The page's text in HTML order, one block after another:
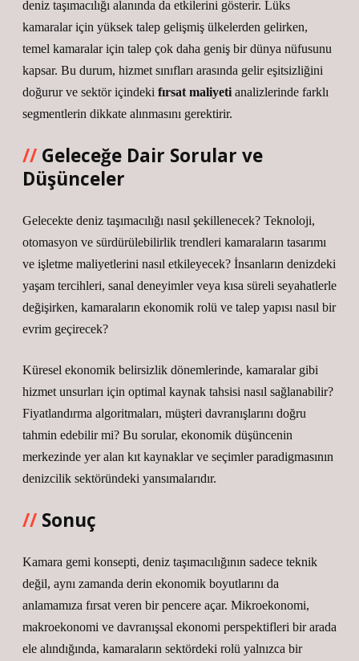
deniz taşımacılığı alanında da etkilerini gösterir. Lüks
kamaralar için yüksek talep gelişmiş ülkelerden gelirken,
temel kamaralar için talep çok daha geniş bir dünya nüfusunu
kapsar. Bu durum, hizmet sınıfları arasında gelir eşitsizliğini
doğurur ve sektör içindeki fırsat maliyeti analizlerinde farklı
segmentlerin dikkate alınmasını gerektirir.
Geleceğe Dair Sorular ve
Düşünceler
Gelecekte deniz taşımacılığı nasıl şekillenecek? Teknoloji,
otomasyon ve sürdürülebilirlik trendleri kamaraların tasarımı
ve işletme maliyetlerini nasıl etkileyecek? İnsanların denizdeki
yaşam tercihleri, sanal deneyimler veya kısa süreli seyahatlerle
değişirken, kamaraların ekonomik rolü ve talep yapısı nasıl bir
evrim geçirecek?
Küresel ekonomik belirsizlik dönemlerinde, kamaralar gibi
hizmet unsurları için optimal kaynak tahsisi nasıl sağlanabilir?
Fiyatlandırma algoritmaları, müşteri davranışlarını doğru
tahmin edebilir mi? Bu sorular, ekonomik düşüncenin
merkezinde yer alan kıt kaynaklar ve seçimler paradigmasının
denizcilik sektöründeki yansımalarıdır.
Sonuç
Kamara gemi konsepti, deniz taşımacılığının sadece teknik
değil, aynı zamanda derin ekonomik boyutlarını da
anlamamıza fırsat veren bir pencere açar. Mikroekonomi,
makroekonomi ve davranışsal ekonomi perspektifleri bir arada
ele alındığında, kamaraların sektördeki rolü yalnızca bir